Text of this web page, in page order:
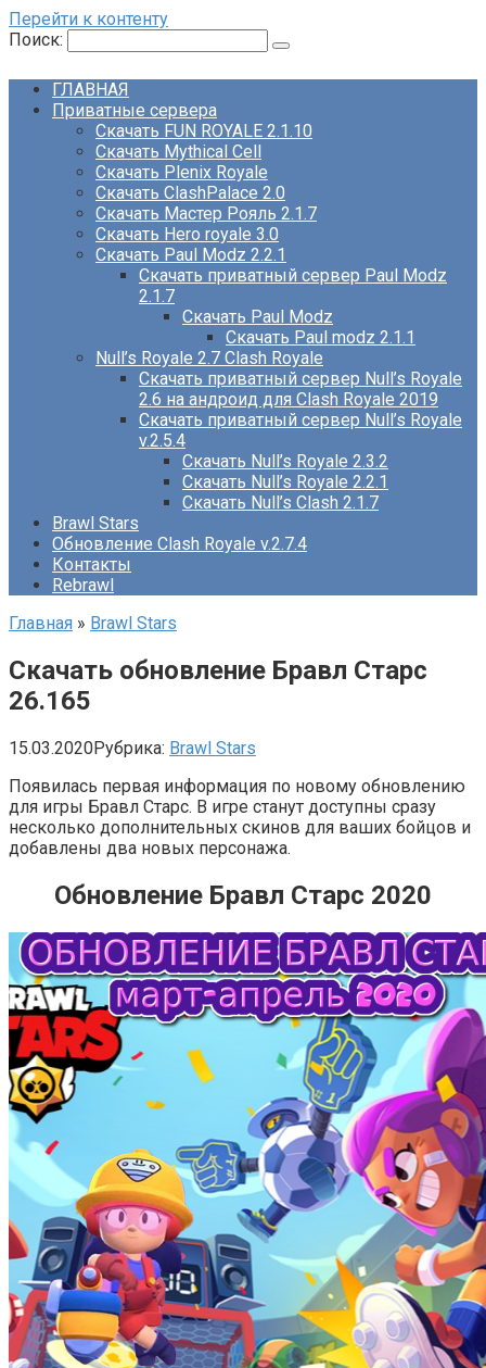
Перейти к контенту
Поиск:
ГЛАВНАЯ
Приватные сервера
Скачать FUN ROYALE 2.1.10
Скачать Mythical Cell
Скачать Plenix Royale
Скачать ClashPalace 2.0
Скачать Мастер Рояль 2.1.7
Скачать Hero royale 3.0
Скачать Paul Modz 2.2.1
Скачать приватный сервер Paul Modz
2.1.7
Скачать Paul Modz
Скачать Paul modz 2.1.1
Null’s Royale 2.7 Clash Royale
Скачать приватный сервер Null’s Royale
2.6 на андроид для Clash Royale 2019
Скачать приватный сервер Null’s Royale
v.2.5.4
Скачать Null’s Royale 2.3.2
Скачать Null’s Royale 2.2.1
Скачать Null’s Clash 2.1.7
Brawl Stars
Обновление Clash Royale v.2.7.4
Контакты
Rebrawl
Главная » Brawl Stars
Скачать обновление Бравл Старс
26.165
15.03.2020Рубрика: Brawl Stars
Появилась первая информация по новому обновлению
для игры Бравл Старс. В игре станут доступны сразу
несколько дополнительных скинов для ваших бойцов и
добавлены два новых персонажа.
Обновление Бравл Старс 2020